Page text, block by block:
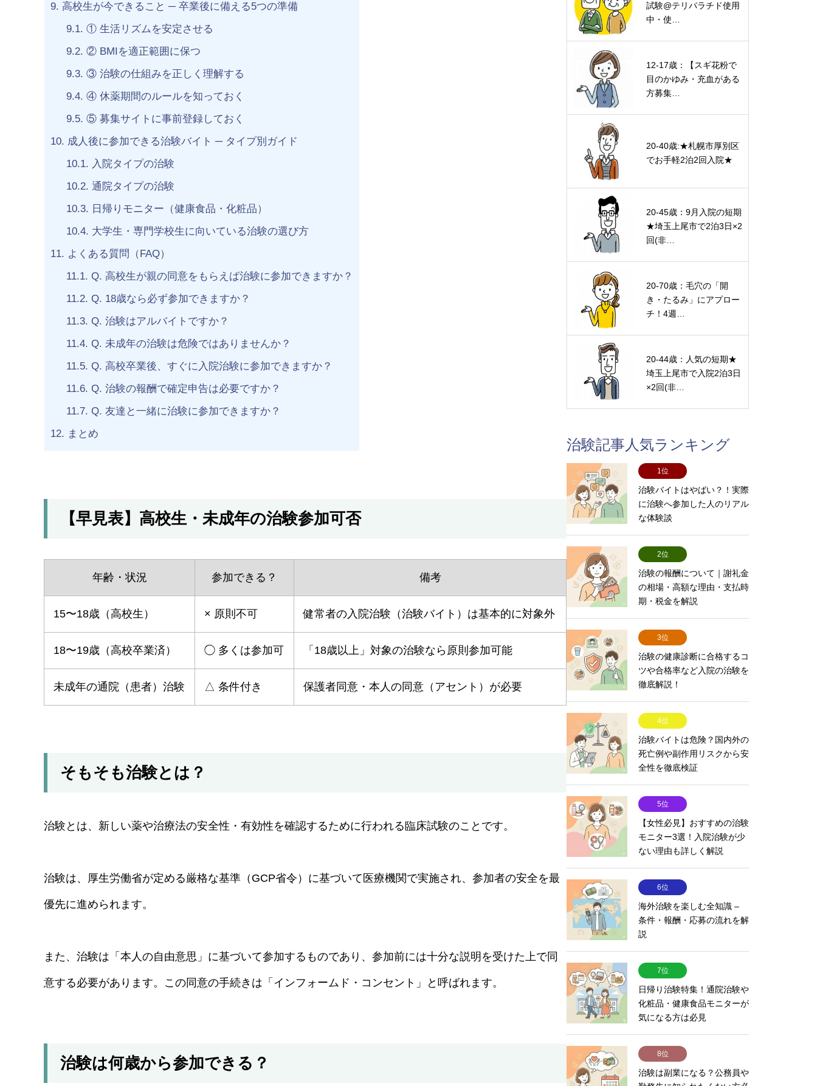
9. 高校生が今できること ─ 卒業後に備える5つの準備
9.1. ① 生活リズムを安定させる
9.2. ② BMIを適正範囲に保つ
9.3. ③ 治験の仕組みを正しく理解する
9.4. ④ 休薬期間のルールを知っておく
9.5. ⑤ 募集サイトに事前登録しておく
10. 成人後に参加できる治験バイト ─ タイプ別ガイド
10.1. 入院タイプの治験
10.2. 通院タイプの治験
10.3. 日帰りモニター（健康食品・化粧品）
10.4. 大学生・専門学校生に向いている治験の選び方
11. よくある質問（FAQ）
11.1. Q. 高校生が親の同意をもらえば治験に参加できますか？
11.2. Q. 18歳なら必ず参加できますか？
11.3. Q. 治験はアルバイトですか？
11.4. Q. 未成年の治験は危険ではありませんか？
11.5. Q. 高校卒業後、すぐに入院治験に参加できますか？
11.6. Q. 治験の報酬で確定申告は必要ですか？
11.7. Q. 友達と一緒に治験に参加できますか？
12. まとめ
【早見表】高校生・未成年の治験参加可否
年齢・状況 参加できる？ 備考
15〜18歳（高校生） × 原則不可 健常者の入院治験（治験バイト）は基本的に対象外
18〜19歳（高校卒業済） ◯ 多くは参加可 「18歳以上」対象の治験なら原則参加可能
未成年の通院（患者）治験 △ 条件付き 保護者同意・本人の同意（アセント）が必要
そもそも治験とは？
治験とは、新しい薬や治療法の安全性・有効性を確認するために行われる臨床試験のことです。
治験は、厚生労働省が定める厳格な基準（GCP省令）に基づいて医療機関で実施され、参加者の安全を最
優先に進められます。
また、治験は「本人の自由意思」に基づいて参加するものであり、参加前には十分な説明を受けた上で同
意する必要があります。この同意の手続きは「インフォームド・コンセント」と呼ばれます。
治験は何歳から参加できる？
試験@テリパラチド使用
中・使…
12-17歳：【スギ花粉で
目のかゆみ・充血がある
方募集…
20-40歳:★札幌市厚別区
でお手軽2泊2回入院★
20-45歳：9月入院の短期
★埼玉上尾市で2泊3日×2
回(非…
20-70歳：毛穴の「開
き・たるみ」にアプロー
チ！4週…
20-44歳：人気の短期★
埼玉上尾市で入院2泊3日
×2回(非…
治験記事人気ランキング
1位
治験バイトはやばい？！実際
に治験へ参加した人のリアル
な体験談
2位
治験の報酬について｜謝礼金
の相場・高額な理由・支払時
期・税金を解説
3位
治験の健康診断に合格するコ
ツや合格率など入院の治験を
徹底解説！
4位
治験バイトは危険？国内外の
死亡例や副作用リスクから安
全性を徹底検証
5位
【女性必見】おすすめの治験
モニター3選！入院治験が少
ない理由も詳しく解説
6位
海外治験を楽しむ全知識 –
条件・報酬・応募の流れを解
説
7位
日帰り治験特集！通院治験や
化粧品・健康食品モニターが
気になる方は必見
8位
治験は副業になる？公務員や